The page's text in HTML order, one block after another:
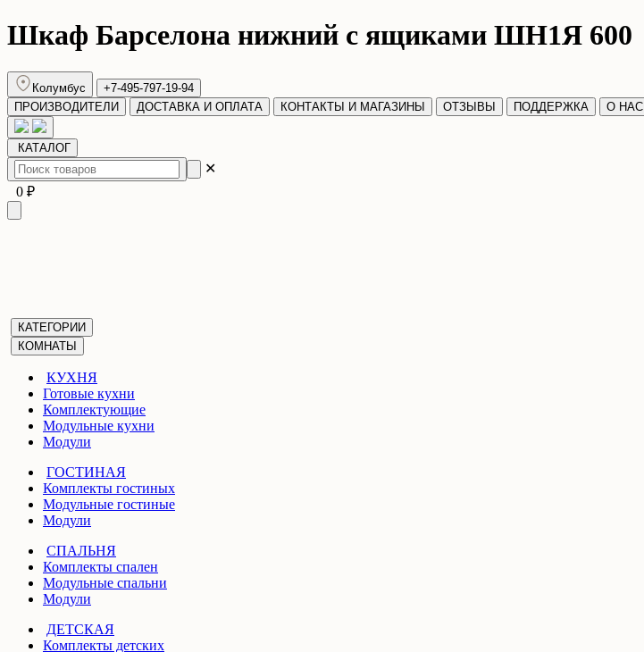
Шкаф Барселона нижний с ящиками ШН1Я 600
Колумбус
+7-495-797-19-94
ПРОИЗВОДИТЕЛИ
ДОСТАВКА И ОПЛАТА КОНТАКТЫ И МАГАЗИНЫ ОТЗЫВЫ ПОДДЕРЖКА О НАС
КАТАЛОГ
✕
0 ₽
КАТЕГОРИИ
КОМНАТЫ
КУХНЯ
Готовые кухни
Комплектующие
Модульные кухни
Модули
ГОСТИНАЯ
Комплекты гостиных
Модульные гостиные
Модули
СПАЛЬНЯ
Комплекты спален
Модульные спальни
Модули
ДЕТСКАЯ
Комплекты детских